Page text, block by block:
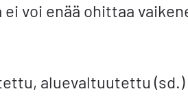
voi enää ohittaa
aluevaltuutettu (sd.)